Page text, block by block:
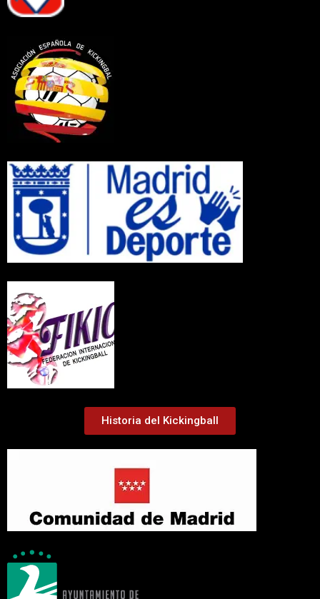
Historia del Kickingball